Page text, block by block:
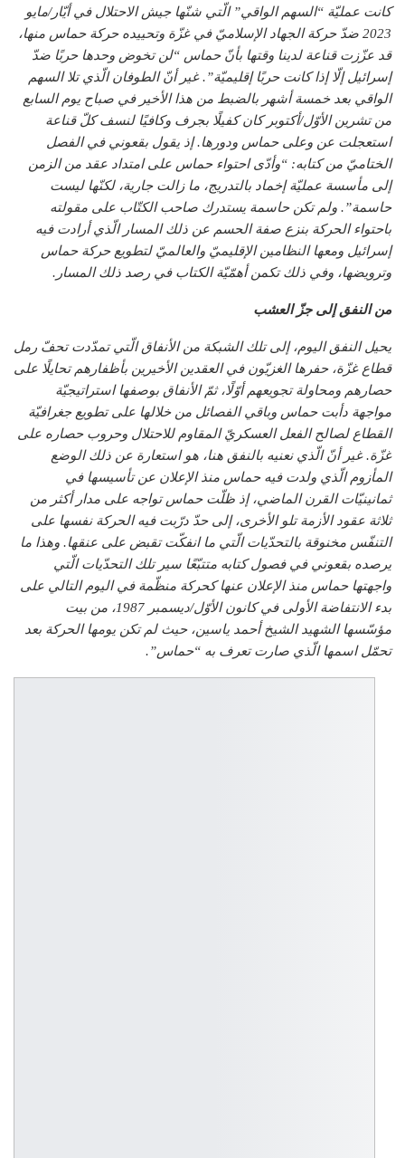
كانت عمليّة “السهم الواقي” الّتي شنّها جيش الاحتلال في أيّار/مايو
2023 ضدّ حركة الجهاد الإسلاميّ في غزّة وتحييده حركة حماس منها،
قد عزّزت قناعة لدينا وقتها بأنّ حماس “لن تخوض وحدها حربًا ضدّ
إسرائيل إلّا إذا كانت حربًا إقليميّة”. غير أنّ الطوفان الّذي تلا السهم
الواقي بعد خمسة أشهر بالضبط من هذا الأخير في صباح يوم السابع
من تشرين الأوّل/أكتوبر كان كفيلًا بجرف وكافيًا لنسف كلّ قناعة
استعجلت عن وعلى حماس ودورها. إذ يقول بقعوني في الفصل
الختاميّ من كتابه: “وأدّى احتواء حماس على امتداد عقد من الزمن
إلى مأسسة عمليّة إخماد بالتدريج، ما زالت جارية، لكنّها ليست
حاسمة”. ولم تكن حاسمة يستدرك صاحب الكتّاب على مقولته
باحتواء الحركة بنزع صفة الحسم عن ذلك المسار الّذي أرادت فيه
إسرائيل ومعها النظامين الإقليميّ والعالميّ لتطويع حركة حماس
وترويضها، وفي ذلك تكمن أهمّيّة الكتاب في رصد ذلك المسار.
من النفق إلى جزّ العشب
يحيل النفق اليوم، إلى تلك الشبكة من الأنفاق الّتي تمدّدت تحفّ رمل
قطاع غزّة، حفرها الغزيّون في العقدين الأخيرين بأظفارهم تحايلًا على
حصارهم ومحاولة تجويعهم أوّلًا، ثمّ الأنفاق بوصفها استراتيجيّة
مواجهة دأبت حماس وباقي الفصائل من خلالها على تطويع جغرافيّة
القطاع لصالح الفعل العسكريّ المقاوم للاحتلال وحروب حصاره على
غزّة. غير أنّ الّذي نعنيه بالنفق هنا، هو استعارة عن ذلك الوضع
المأزوم الّذي ولدت فيه حماس منذ الإعلان عن تأسيسها في
ثمانينيّات القرن الماضي، إذ ظلّت حماس تواجه على مدار أكثر من
ثلاثة عقود الأزمة تلو الأخرى، إلى حدّ درّبت فيه الحركة نفسها على
التنفّس مخنوقة بالتحدّيات الّتي ما انفكّت تقبض على عنقها. وهذا ما
يرصده بقعوني في فصول كتابه متتبّعًا سير تلك التحدّيات الّتي
واجهتها حماس منذ الإعلان عنها كحركة منظّمة في اليوم التالي على
بدء الانتفاضة الأولى في كانون الأوّل/ديسمبر 1987، من بيت
مؤسّسها الشهيد الشيخ أحمد ياسين، حيث لم تكن يومها الحركة بعد
تحمّل اسمها الّذي صارت تعرف به “حماس”.